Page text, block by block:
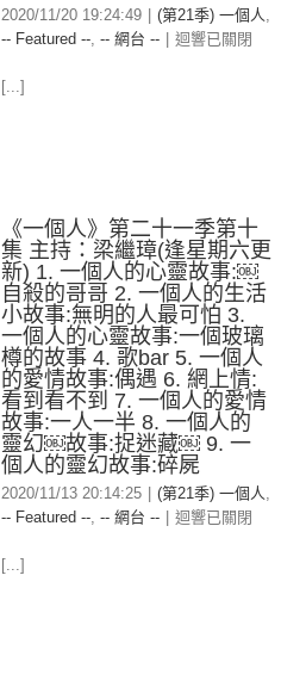
2020/11/20 19:24:49 (第21季) 一個人,
-- Featured --, -- 網台 -- 迴響已關閉
[...]
《一個人》第二十一季第十
集 主持：梁繼璋(逢星期六更
新) 1. 一個人的心靈故事:￼
自殺的哥哥 2. 一個人的生活
小故事:無明的人最可怕 3.
一個人的心靈故事:一個玻璃
樽的故事 4. 歌bar 5. 一個人
的愛情故事:偶遇 6. 網上情:
看到看不到 7. 一個人的愛情
故事:一人一半 8. 一個人的
靈幻￼故事:捉迷藏￼ 9. 一
個人的靈幻故事:碎屍
2020/11/13 20:14:25 (第21季) 一個人,
-- Featured --, -- 網台 -- 迴響已關閉
[...]